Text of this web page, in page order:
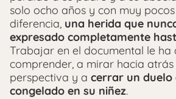
solo ocho años y con muy
diferencia, una herida que
expresado completamente
Trabajar en el documental le ha
comprender, a mirar hacia
perspectiva y a cerrar un duelo
congelado en su niñez.